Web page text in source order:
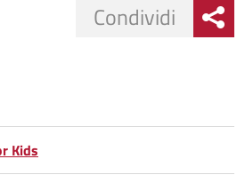
Condividi
Kids